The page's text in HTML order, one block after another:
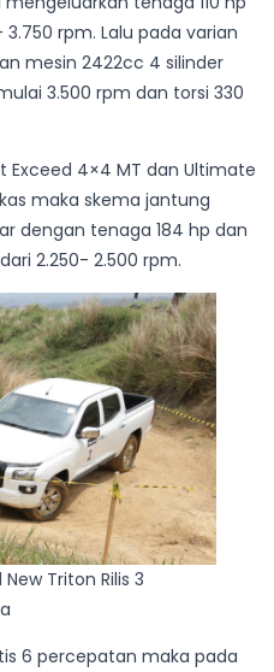
rpm. Lalu pada varian
mesin 2422cc 4 silinder
3.500 rpm dan torsi 330
Exceed 4×4 MT dan Ultimate
maka skema jantung
dengan tenaga 184 hp dan
2.250- 2.500 rpm.
Triton Rilis 3
6 percepatan maka pada